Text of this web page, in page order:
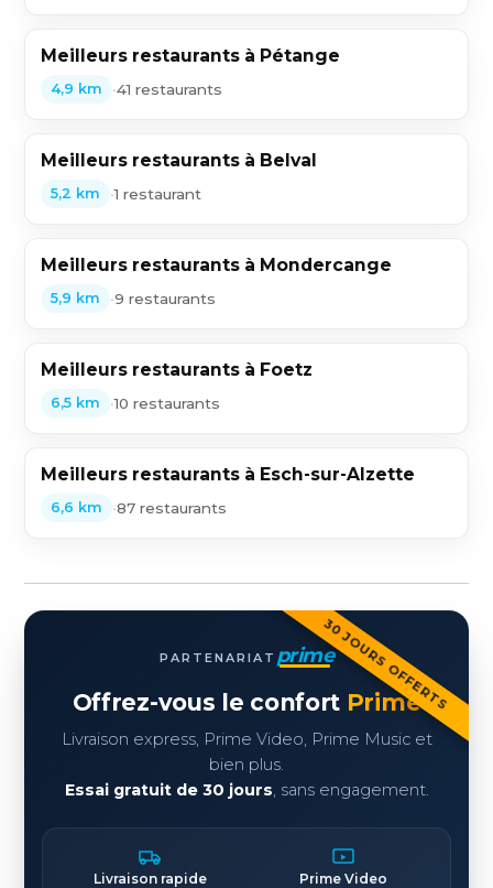
Meilleurs restaurants à Pétange
4,9 km •41 restaurants
Meilleurs restaurants à Belval
5,2 km •1 restaurant
Meilleurs restaurants à Mondercange
5,9 km •9 restaurants
Meilleurs restaurants à Foetz
6,5 km •10 restaurants
Meilleurs restaurants à Esch-sur-Alzette
6,6 km •87 restaurants
30 JOURS OFFERTS
PARTENARIAT prime
Offrez-vous le confort Prime
Livraison express, Prime Video, Prime Music et
bien plus.
Essai gratuit de 30 jours, sans engagement.
Livraison rapide Prime Video